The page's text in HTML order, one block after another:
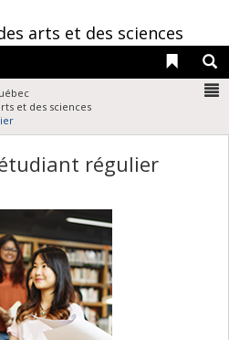
arts et des sciences
Liens
et des sciences
régulier